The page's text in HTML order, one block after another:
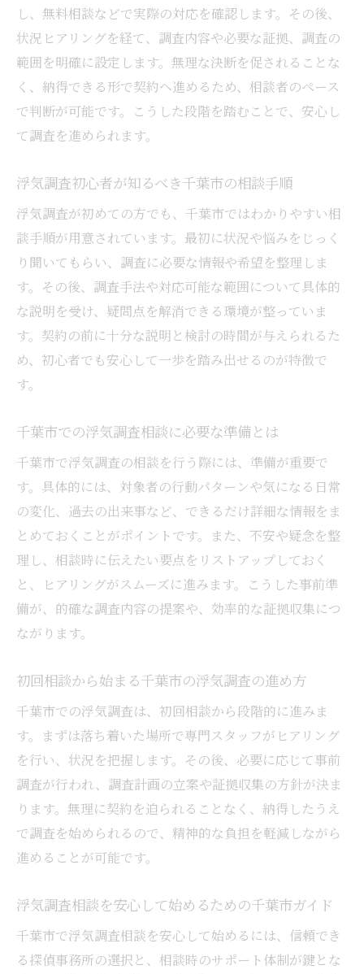
し、無料相談などで実際の対応を確認します。その後、
状況ヒアリングを経て、調査内容や必要な証拠、調査の
範囲を明確に設定します。無理な決断を促されることな
く、納得できる形で契約へ進めるため、相談者のペース
で判断が可能です。こうした段階を踏むことで、安心し
て調査を進められます。
浮気調査初心者が知るべき千葉市の相談手順
浮気調査が初めての方でも、千葉市ではわかりやすい相
談手順が用意されています。最初に状況や悩みをじっく
り聞いてもらい、調査に必要な情報や希望を整理しま
す。その後、調査手法や対応可能な範囲について具体的
な説明を受け、疑問点を解消できる環境が整っていま
す。契約の前に十分な説明と検討の時間が与えられるた
め、初心者でも安心して一歩を踏み出せるのが特徴で
す。
千葉市での浮気調査相談に必要な準備とは
千葉市で浮気調査の相談を行う際には、準備が重要で
す。具体的には、対象者の行動パターンや気になる日常
の変化、過去の出来事など、できるだけ詳細な情報をま
とめておくことがポイントです。また、不安や疑念を整
理し、相談時に伝えたい要点をリストアップしておく
と、ヒアリングがスムーズに進みます。こうした事前準
備が、的確な調査内容の提案や、効率的な証拠収集につ
ながります。
初回相談から始まる千葉市の浮気調査の進め方
千葉市での浮気調査は、初回相談から段階的に進みま
す。まずは落ち着いた場所で専門スタッフがヒアリング
を行い、状況を把握します。その後、必要に応じて事前
調査が行われ、調査計画の立案や証拠収集の方針が決ま
ります。無理に契約を迫られることなく、納得したうえ
で調査を始められるので、精神的な負担を軽減しながら
進めることが可能です。
浮気調査相談を安心して始めるための千葉市ガイド
千葉市で浮気調査相談を安心して始めるには、信頼でき
る探偵事務所の選択と、相談時のサポート体制が鍵とな